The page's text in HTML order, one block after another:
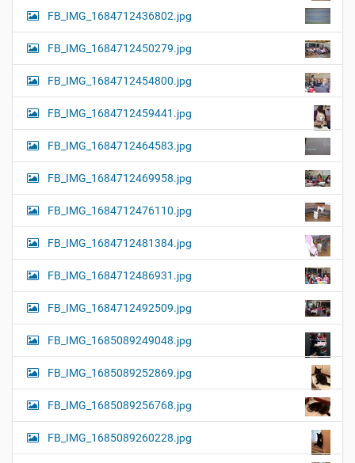
FB_IMG_1684712436802.jpg
FB_IMG_1684712450279.jpg
FB_IMG_1684712454800.jpg
FB_IMG_1684712459441.jpg
FB_IMG_1684712464583.jpg
FB_IMG_1684712469958.jpg
FB_IMG_1684712476110.jpg
FB_IMG_1684712481384.jpg
FB_IMG_1684712486931.jpg
FB_IMG_1684712492509.jpg
FB_IMG_1685089249048.jpg
FB_IMG_1685089252869.jpg
FB_IMG_1685089256768.jpg
FB_IMG_1685089260228.jpg